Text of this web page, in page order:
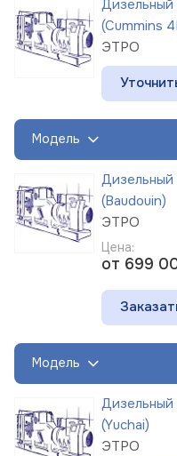
(Cummins
ЭТРО
Модель
(Baudouin)
ЭТРО
Цена:
от 699
Модель
(Yuchai)
ЭТРО